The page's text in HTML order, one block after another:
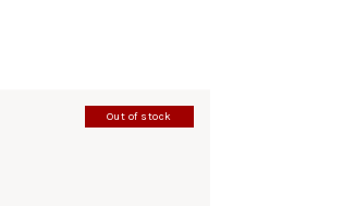
Out of stock